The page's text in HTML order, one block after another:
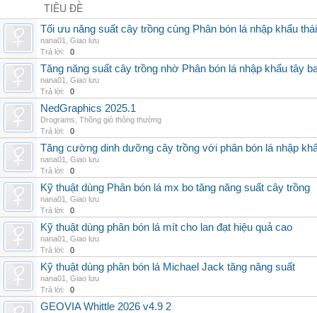
TIÊU ĐỀ
Tối ưu năng suất cây trồng cùng Phân bón lá nhập khẩu
nana01
Giao lưu
Trả lời:
0
Tăng năng suất cây trồng nhờ Phân bón lá nhập khẩu tây
nana01
Giao lưu
Trả lời:
0
NedGraphics 2025.1
Drograms Thông gió thông thường
Trả lời:
0
Tăng cường dinh dưỡng cây trồng với phân bón lá nhập
nana01
Giao lưu
Trả lời:
0
Kỹ thuật dùng Phân bón lá mx bo tăng năng suất cây trồng
nana01
Giao lưu
Trả lời:
0
Kỹ thuật dùng phân bón lá mít cho lan đạt hiệu quả cao
nana01
Giao lưu
Trả lời:
0
Kỹ thuật dùng phân bón lá Michael Jack tăng năng suất
nana01
Giao lưu
Trả lời:
0
GEOVIA Whittle 2026 v4.9 2